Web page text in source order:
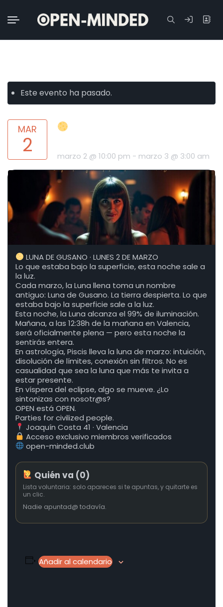
Buscar:
Este evento ha pasado.
MAR
2 marzo 2 @ 10:00 pm - marzo 3 @ 3:00 am
LUNA DE GUSANO · LUNES 2 DE MARZO
Lo que estaba bajo la superficie, esta noche sale a
la luz.
Cada marzo, la Luna llena toma un nombre
antiguo: Luna de Gusano. La tierra despierta. Lo que
estaba bajo la superficie sale a la luz.
Esta noche, la Luna alcanza el 99% de iluminación.
Mañana, a las 12:38h de la mañana en Valencia,
será oficialmente plena — pero esta noche la
sentirás entera.
En astrología, Piscis lleva la luna de marzo: intuición,
disolución de límites, conexión sin filtros. No es
casualidad que sea la luna que más te invita a
estar presente.
En víspera del eclipse, algo se mueve. ¿Lo
sintonizas con nosotr@s?
OPEN está OPEN.
Parties for civilized people.
Joaquín Costa 41 · Valencia
Acceso exclusivo miembros verificados
open-minded.club
Quién va (0)
Lista voluntaria: solo apareces si te apuntas, y quitarte es
un clic.
Nadie apuntad@ todavía.
Añadir al calendario